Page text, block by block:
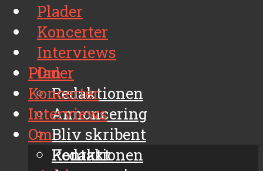
Plader
Koncerter
Interviews
Om
Redaktionen
Annoncering
Bliv skribent
Kontakt
Plader
Koncerter
Interviews
Om
Redaktionen